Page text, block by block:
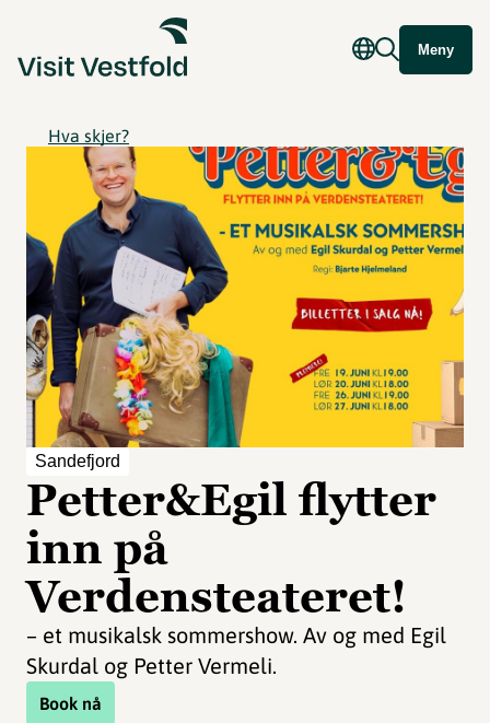
Meny
Hva skjer?
Sandefjord
Petter&Egil flytter
inn på
Verdensteateret!
– et musikalsk sommershow. Av og med Egil
Skurdal og Petter Vermeli.
Book nå